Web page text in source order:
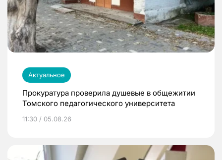
Актуальное
Прокуратура проверила душевые в общежитии
Томского педагогического университета
11:30 / 05.08.26